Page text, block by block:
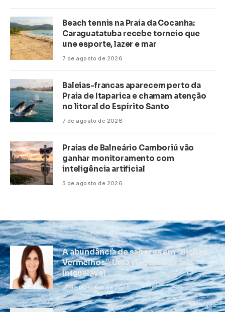
Beach tennis na Praia da Cocanha:
Caraguatatuba recebe torneio que
une esporte, lazer e mar
7 de agosto de 2026
Baleias-francas aparecem perto da
Praia de Itaparica e chamam atenção
no litoral do Espírito Santo
7 de agosto de 2026
Praias de Balneário Camboriú vão
ganhar monitoramento com
inteligência artificial
5 de agosto de 2026
A abundância de saberes em “Bichos
Vermelhos”: Uma viagem literária
inigualável
17 de fevereiro de 2025